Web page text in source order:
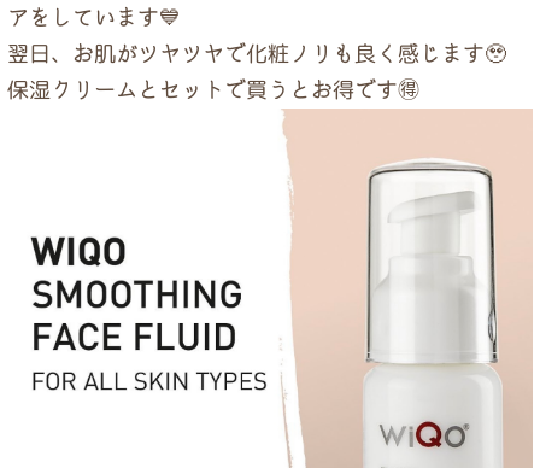
ドクター紹介
当院について
トップページ
アをしています💙
翌日、お肌がツヤツヤで化粧ノリも良く感じます🥹
保湿クリームとセットで買うとお得です🉐